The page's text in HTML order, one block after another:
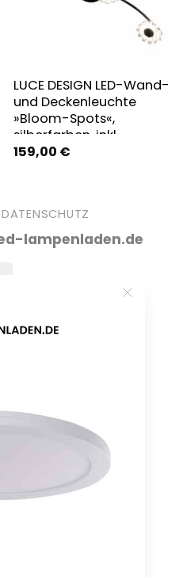
LUCE DESIGN LED-Wand-
und Deckenleuchte
»Bloom-Spots«,
silberfarben, inkl.
Leuchtmittel
159,00 €
DATENSCHUTZ
lampenladen.de
Close